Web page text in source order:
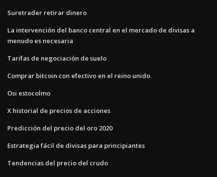
Suretrader retirar dinero
La intervención del banco central en el mercado de divisas a
menudo es necesaria
Tarifas de negociación de suelo
Comprar bitcoin con efectivo en el reino unido
Osi estocolmo
X historial de precios de acciones
Predicción del precio del oro 2020
Estrategia fácil de divisas para principiantes
Tendencias del precio del crudo